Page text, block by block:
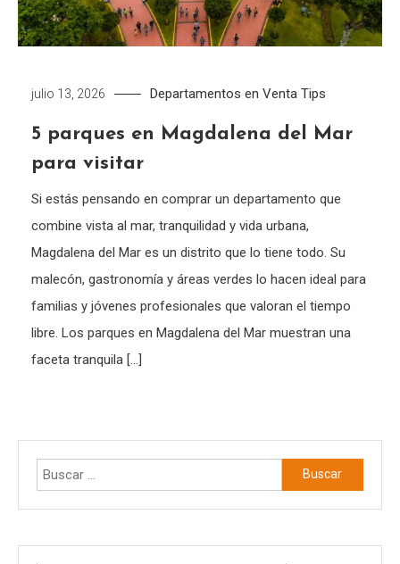
julio 13, 2026 Departamentos en Venta Tips
5 parques en Magdalena del Mar
para visitar
Si estás pensando en comprar un departamento que
combine vista al mar, tranquilidad y vida urbana,
Magdalena del Mar es un distrito que lo tiene todo. Su
malecón, gastronomía y áreas verdes lo hacen ideal para
familias y jóvenes profesionales que valoran el tiempo
libre. Los parques en Magdalena del Mar muestran una
faceta tranquila […]
Buscar: